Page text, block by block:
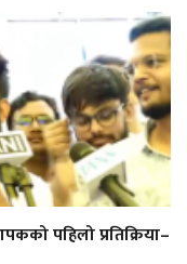
पहिलो प्रतिक्रिया–